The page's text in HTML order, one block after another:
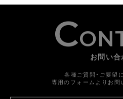
C
お問い合
各種ご質問・ご要望
専用のフォームよりお問